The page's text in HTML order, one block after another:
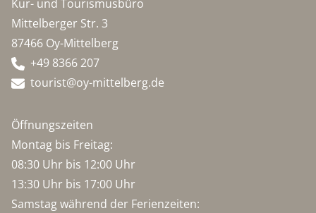
Kur- und Tourismusbüro
Mittelberger Str. 3
87466 Oy-Mittelberg
+49 8366 207
tourist@oy-mittelberg.de
Öffnungszeiten
Montag bis Freitag:
08:30 Uhr bis 12:00 Uhr
13:30 Uhr bis 17:00 Uhr
Samstag während der Ferienzeiten: